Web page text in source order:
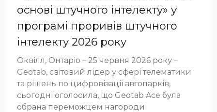
основі штучного інтелекту» у
програмі проривів штучного
інтелекту 2026 року
Оквілл, Онтаріо – 25 червня 2026 року –
Geotab, світовий лідер у сфері телематики
та рішень по цифровізації автопарків,
сьогодні оголосила, що Geotab Ace була
обрана переможцем нагороди